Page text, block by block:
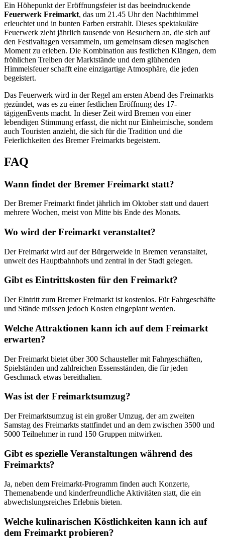
Ein Höhepunkt der Eröffnungsfeier ist das beeindruckende
Feuerwerk Freimarkt, das um 21.45 Uhr den Nachthimmel
erleuchtet und in bunten Farben erstrahlt. Dieses spektakuläre
Feuerwerk zieht jährlich tausende von Besuchern an, die sich auf
den Festivaltagen versammeln, um gemeinsam diesen magischen
Moment zu erleben. Die Kombination aus festlichen Klängen, dem
fröhlichen Treiben der Marktstände und dem glühenden
Himmelsfeuer schafft eine einzigartige Atmosphäre, die jeden
begeistert.
Das Feuerwerk wird in der Regel am ersten Abend des Freimarkts
gezündet, was es zu einer festlichen Eröffnung des 17-
tägigenEvents macht. In dieser Zeit wird Bremen von einer
lebendigen Stimmung erfasst, die nicht nur Einheimische, sondern
auch Touristen anzieht, die sich für die Tradition und die
Feierlichkeiten des Bremer Freimarkts begeistern.
FAQ
Wann findet der Bremer Freimarkt statt?
Der Bremer Freimarkt findet jährlich im Oktober statt und dauert
mehrere Wochen, meist von Mitte bis Ende des Monats.
Wo wird der Freimarkt veranstaltet?
Der Freimarkt wird auf der Bürgerweide in Bremen veranstaltet,
unweit des Hauptbahnhofs und zentral in der Stadt gelegen.
Gibt es Eintrittskosten für den Freimarkt?
Der Eintritt zum Bremer Freimarkt ist kostenlos. Für Fahrgeschäfte
und Stände müssen jedoch Kosten eingeplant werden.
Welche Attraktionen kann ich auf dem Freimarkt
erwarten?
Der Freimarkt bietet über 300 Schausteller mit Fahrgeschäften,
Spielständen und zahlreichen Essensständen, die für jeden
Geschmack etwas bereithalten.
Was ist der Freimarktsumzug?
Der Freimarktsumzug ist ein großer Umzug, der am zweiten
Samstag des Freimarkts stattfindet und an dem zwischen 3500 und
5000 Teilnehmer in rund 150 Gruppen mitwirken.
Gibt es spezielle Veranstaltungen während des
Freimarkts?
Ja, neben dem Freimarkt-Programm finden auch Konzerte,
Themenabende und kinderfreundliche Aktivitäten statt, die ein
abwechslungsreiches Erlebnis bieten.
Welche kulinarischen Köstlichkeiten kann ich auf
dem Freimarkt probieren?